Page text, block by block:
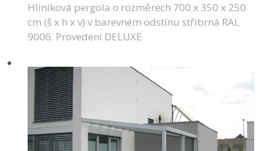
Hliníková pergola o rozměrech 700 x 350 x 250
cm (š x h x v) v barevném odstínu stříbrná RAL
9006. Provedení DELUXE